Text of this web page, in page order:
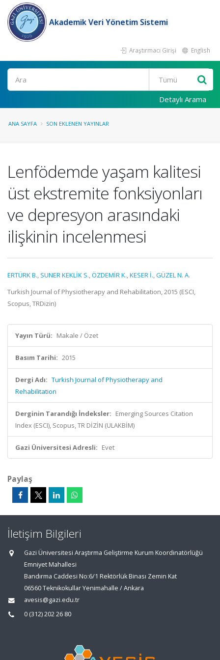
Akademik Veri Yönetim Sistemi
Araştırmacı Girişi English
Ara
Detaylı Arama
ANA SAYFA SON EKLENEN YAYINLAR
Lenfödemde yaşam kalitesi
üst ekstremite fonksiyonları
ve depresyon arasındaki
ilişkinin incelenmesi
ERTÜRK B., SUNER KEKLİK S.,ÖZDEMİR K.,KESER İ.,GÜZEL N. A.
Turkish Journal of Physiotherapy and Rehabilitation, 2015 (ESCI,
Scopus, TRDizin)
Yayın Türü: Makale / Özet
Basım Tarihi: 2015
Dergi Adı: Turkish Journal of Physiotherapy and
Rehabilitation
Derginin Tarandığı İndeksler: Emerging Sources Citation
Index (ESCI), Scopus, TR DİZİN (ULAKBİM)
Gazi Üniversitesi Adresli: Evet
Paylaş
İletişim Bilgileri
Gazi Üniversitesi Araştırma Geliştirme Kurum Koordinatörlüğü
Emniyet Mahallesi
Bandırma Caddesi No:6/1 Rektörlük Binası Zemin Kat
06560 Teknikokullar Yenimahalle / Ankara
avesis@gazi.edu.tr
0 (312) 202 26 80